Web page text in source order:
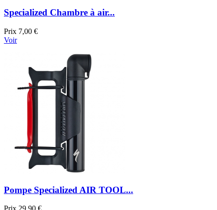
Specialized Chambre à air...
Prix 7,00 €
Voir
Pompe Specialized AIR TOOL...